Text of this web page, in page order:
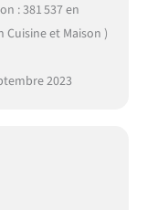
: 381 537 en
Cuisine et Maison )
2023